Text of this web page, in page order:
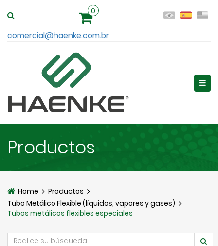
0
comercial@haenke.com.br
Productos
Home
Productos
Tubo Metálico Flexible (líquidos, vapores y gases)
Tubos metálicos flexibles especiales